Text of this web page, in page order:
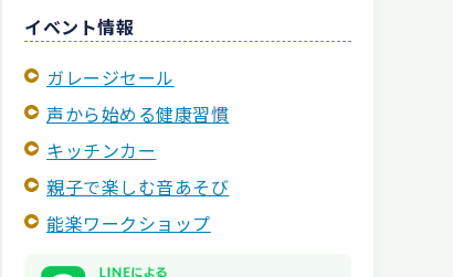
イベント情報
ガレージセール
声から始める健康習慣
キッチンカー
親子で楽しむ音あそび
能楽ワークショップ